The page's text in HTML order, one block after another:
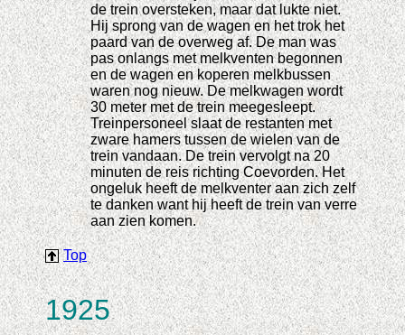
de trein oversteken, maar dat lukte niet.
Hij sprong van de wagen en het trok het
paard van de overweg af. De man was
pas onlangs met melkventen begonnen
en de wagen en koperen melkbussen
waren nog nieuw. De melkwagen wordt
30 meter met de trein meegesleept.
Treinpersoneel slaat de restanten met
zware hamers tussen de wielen van de
trein vandaan. De trein vervolgt na 20
minuten de reis richting Coevorden. Het
ongeluk heeft de melkventer aan zich zelf
te danken want hij heeft de trein van verre
aan zien komen.
Top
1925